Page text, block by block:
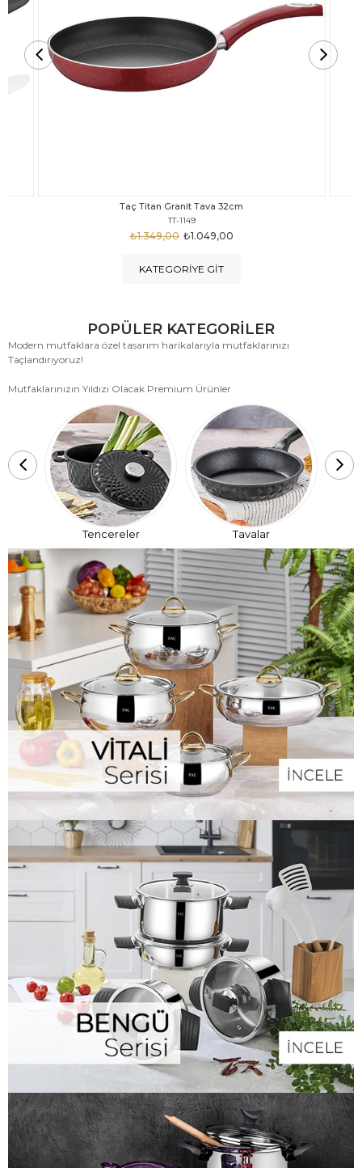
Taç Titan Granit Tava 30cm
TT-1148
₺999,00
₺1.875,00
KATEGORIYE GIT
POPÜLER KATEGORİLER
Modern mutfaklara özel tasarım harikalarıyla mutfaklarınızı
Taçlandırıyoruz!
Mutfaklarınızın Yıldızı Olacak Premium Ürünler
Tencereler Tavalar